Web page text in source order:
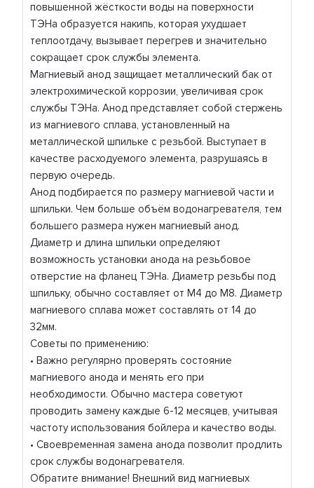
повышенной жёсткости воды на поверхности
ТЭНа образуется накипь, которая ухудшает
теплоотдачу, вызывает перегрев и значительно
сокращает срок службы элемента.
Магниевый анод защищает металлический бак от
электрохимической коррозии, увеличивая срок
службы ТЭНа. Анод представляет собой стержень
из магниевого сплава, установленный на
металлической шпильке с резьбой. Выступает в
качестве расходуемого элемента, разрушаясь в
первую очередь.
Анод подбирается по размеру магниевой части и
шпильки. Чем больше объём водонагревателя, тем
большего размера нужен магниевый анод.
Диаметр и длина шпильки определяют
возможность установки анода на резьбовое
отверстие на фланец ТЭНа. Диаметр резьбы под
шпильку, обычно составляет от М4 до М8. Диаметр
магниевого сплава может составлять от 14 до
32мм.
Советы по применению:
• Важно регулярно проверять состояние
магниевого анода и менять его при
необходимости. Обычно мастера советуют
проводить замену каждые 6-12 месяцев, учитывая
частоту использования бойлера и качество воды.
• Своевременная замена анода позволит продлить
срок службы водонагревателя.
Обратите внимание! Внешний вид магниевых